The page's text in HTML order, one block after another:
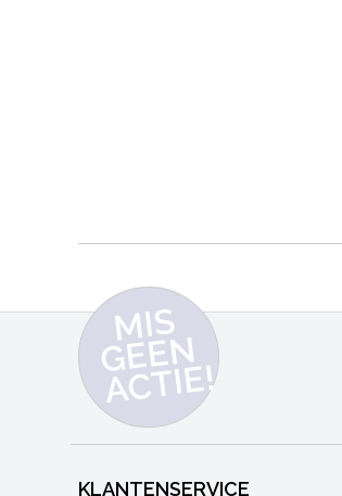
MI
S
G
E
E
N
A
C
TI
E!
KLANTENSERVICE